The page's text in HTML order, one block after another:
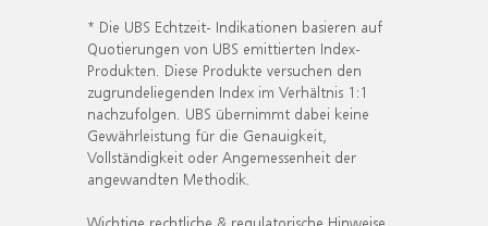
* Die UBS Echtzeit- Indikationen basieren auf
Quotierungen von UBS emittierten Index-
Produkten. Diese Produkte versuchen den
zugrundeliegenden Index im Verhältnis 1:1
nachzufolgen. UBS übernimmt dabei keine
Gewährleistung für die Genauigkeit,
Vollständigkeit oder Angemessenheit der
angewandten Methodik.